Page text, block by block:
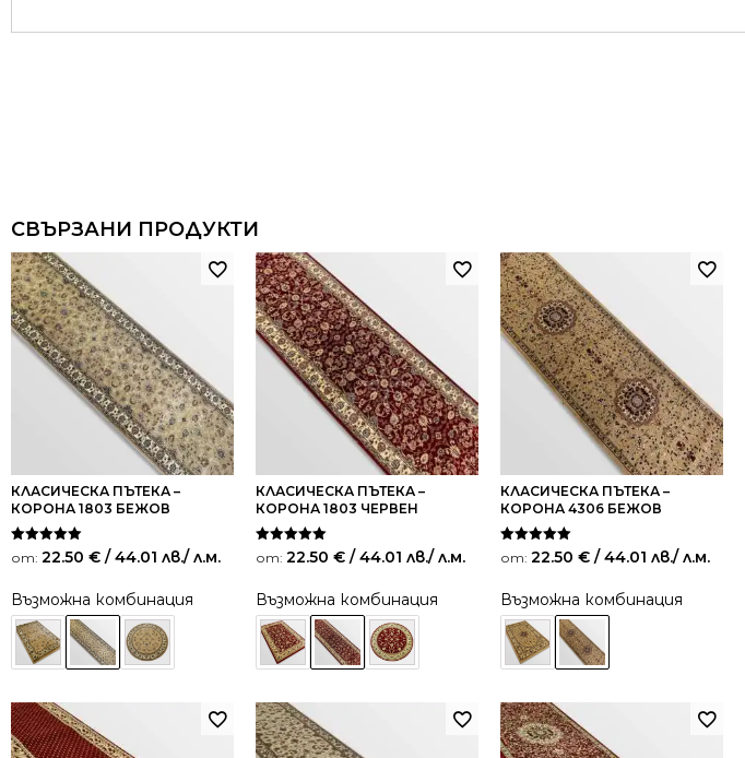
СВЪРЗАНИ ПРОДУКТИ
КЛАСИЧЕСКА ПЪТЕКА –
КОРОНА 1803 БЕЖОВ
Оценено на
5.00
от: 22.50 € / 44.01 лв./ л.м.
Възможна комбинация
КЛАСИЧЕСКА ПЪТЕКА –
КОРОНА 1803 ЧЕРВЕН
Оценено на
5.00
от: 22.50 € / 44.01 лв./ л.м.
Възможна комбинация
КЛАСИЧЕСКА ПЪТЕКА –
КОРОНА 4306 БЕЖОВ
Оценено на
5.00
от: 22.50 € / 44.01 лв./ л.м.
Възможна комбинация